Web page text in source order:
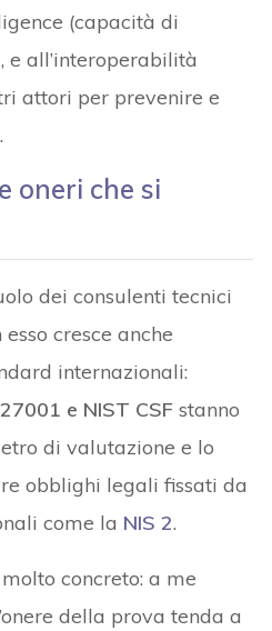
(capacità di
all’interoperabilità
attori per prevenire e
oneri che si
dei consulenti tecnici
cresce anche
internazionali:
e NIST CSF stanno
di valutazione e lo
obblighi legali fissati da
come la NIS 2.
concreto: a me
della prova tenda a